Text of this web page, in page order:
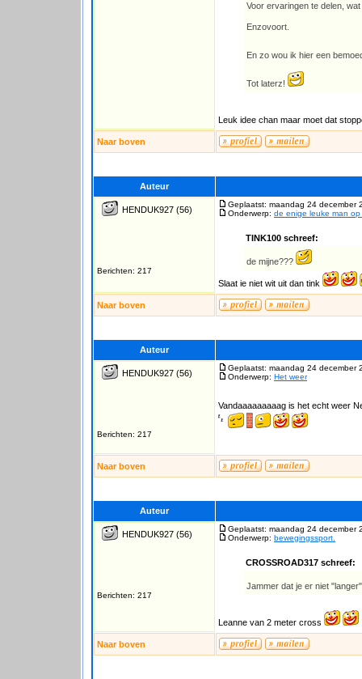
Voor ervaringen te delen,
Enzovoort.
En zo wou ik hier een
Tot laterz!
Leuk idee chan maar moet dat
Naar boven
Auteur
HENDUK927 (56)
Berichten: 217
Geplaatst: maandag 24 december
Onderwerp: de enige leuke man op
TINK100 schreef:
de mijne???
Slaat ie niet wit uit dan tink
Naar boven
Auteur
HENDUK927 (56)
Berichten: 217
Geplaatst: maandag 24 december
Onderwerp: Het weer
Vandaaaaaaaaag is het echt weer
Naar boven
Auteur
HENDUK927 (56)
Berichten: 217
Geplaatst: maandag 24 december
Onderwerp: bewegingssport.
CROSSROAD317 schreef:
Jammer dat je er niet
Leanne van 2 meter cross
Naar boven